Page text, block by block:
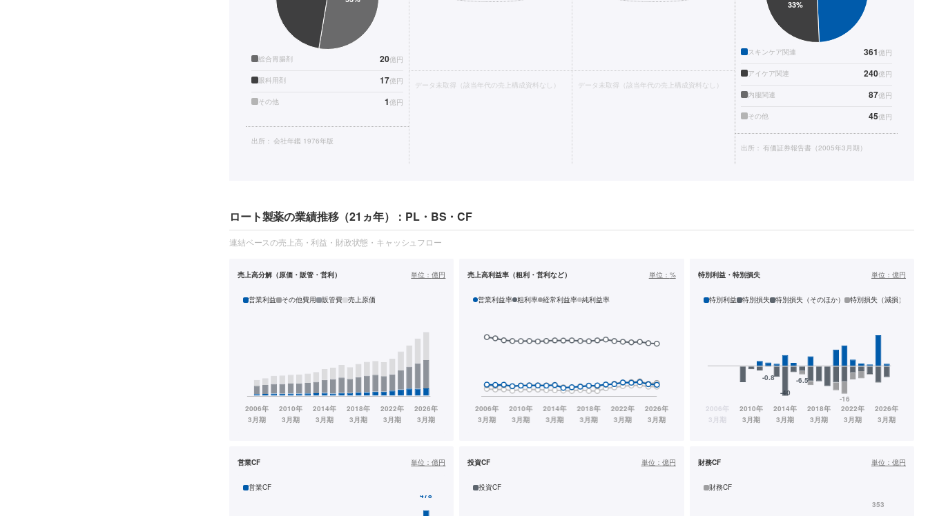
総合胃腸剤 20億円
眼科用剤 17億円
その他 1億円
出所： 会社年鑑 1976年版
データ未取得（該当年代の売上構成資料なし） データ未取得（該当年代の売上構成資料なし）
スキンケア関連 361億円
アイケア関連 240億円
内服関連 87億円
その他 45億円
出所： 有価証券報告書（2005年3月期）
ロート製薬の業績推移（21ヵ年）：PL・BS・CF
連結ベースの売上高・利益・財政状態・キャッシュフロー
売上高分解（原価・販管・営利） 単位：億円
営業利益 その他費用 販管費 売上原価
売上高利益率（粗利・営利など） 単位： %
営業利益率 粗利率 経常利益率 純利益率
特別利益・特別損失 単位： 億円
特別利益 特別損失 特別損失（そのほか） 特別損失（減損）
営業CF 単位：億円
営業CF
投資CF 単位： 億円
投資CF
財務CF 単位： 億円
財務CF